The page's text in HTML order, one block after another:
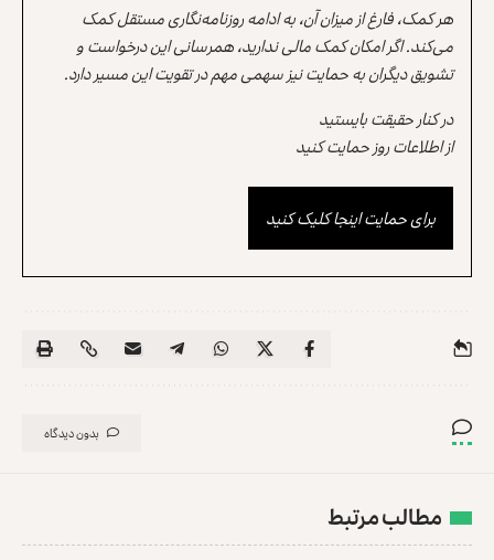
هر کمک، فارغ از میزان آن، به ادامه روزنامه‌نگاری مستقل کمک
می‌کند. اگر امکان کمک مالی ندارید، همرسانی این درخواست و
تشویق دیگران به حمایت نیز سهمی مهم در تقویت این مسیر دارد.
در کنار حقیقت بایستید
از اطلاعات روز حمایت کنید
برای حمایت اینجا کلیک کنید
بدون دیدگاه
مطالب مرتبط